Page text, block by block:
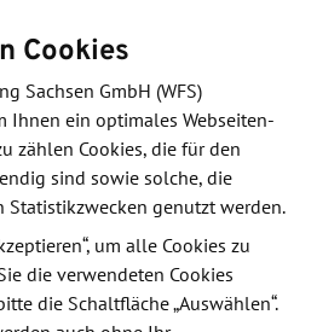
gestiegen und liegt im
von Belimo nun
guten sächsisch-
beitragen wird.“
15.000 Quadratmeter große
8 in Großröhrsdorf
und den Standort
Cookies
Sachsen GmbH (WFS)
Ihnen ein optimales Webseiten-
zählen Cookies, die für den
sind sowie solche, die
Statistikzwecken genutzt werden.
um alle Cookies zu
die verwendeten Cookies
die Schaltfläche „Auswählen“.